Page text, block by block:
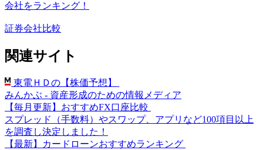
会社をランキング！
証券会社比較
関連サイト
東電ＨＤの【株価予想】
みんかぶ - 資産形成のための情報メディア
【毎月更新】おすすめFX口座比較
スプレッド（手数料）やスワップ、アプリなど100項目以上
を調査し決定しました！
【最新】カードローンおすすめランキング